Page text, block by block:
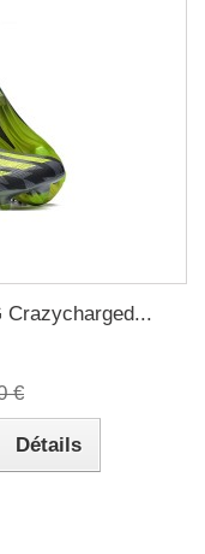
Crazycharged...
€
Détails